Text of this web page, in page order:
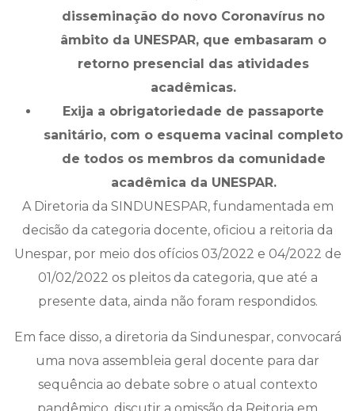
disseminação do novo Coronavírus no
âmbito da UNESPAR, que embasaram o
retorno presencial das atividades
acadêmicas.
Exija a obrigatoriedade de passaporte
sanitário, com o esquema vacinal completo
de todos os membros da comunidade
acadêmica da UNESPAR.
A Diretoria da SINDUNESPAR, fundamentada em
decisão da categoria docente, oficiou a reitoria da
Unespar, por meio dos ofícios 03/2022 e 04/2022 de
01/02/2022 os pleitos da categoria, que até a
presente data, ainda não foram respondidos.
Em face disso, a diretoria da Sindunespar, convocará
uma nova assembleia geral docente para dar
sequência ao debate sobre o atual contexto
pandêmico, discutir a omissão da Reitoria em